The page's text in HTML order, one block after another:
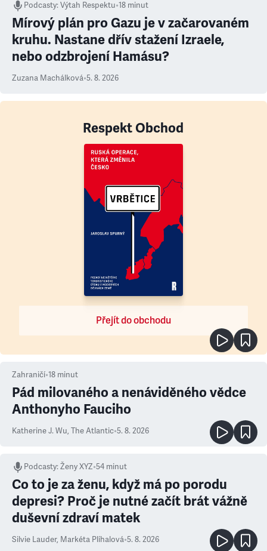
Podcasty:Výtah Respektu•18 minut
Mírový plán pro Gazu je v začarovaném
kruhu. Nastane dřív stažení Izraele,
nebo odzbrojení Hamásu?
Zuzana Machálková•5. 8. 2026
Respekt Obchod
Přejít do obchodu
Zahraničí•18 minut
Pád milovaného a nenáviděného vědce
Anthonyho Fauciho
Katherine J. Wu, The Atlantic•5. 8. 2026
Podcasty:Ženy XYZ•54 minut
Co to je za ženu, když má po porodu
depresi? Proč je nutné začít brát vážně
duševní zdraví matek
Silvie Lauder, Markéta Plíhalová•5. 8. 2026